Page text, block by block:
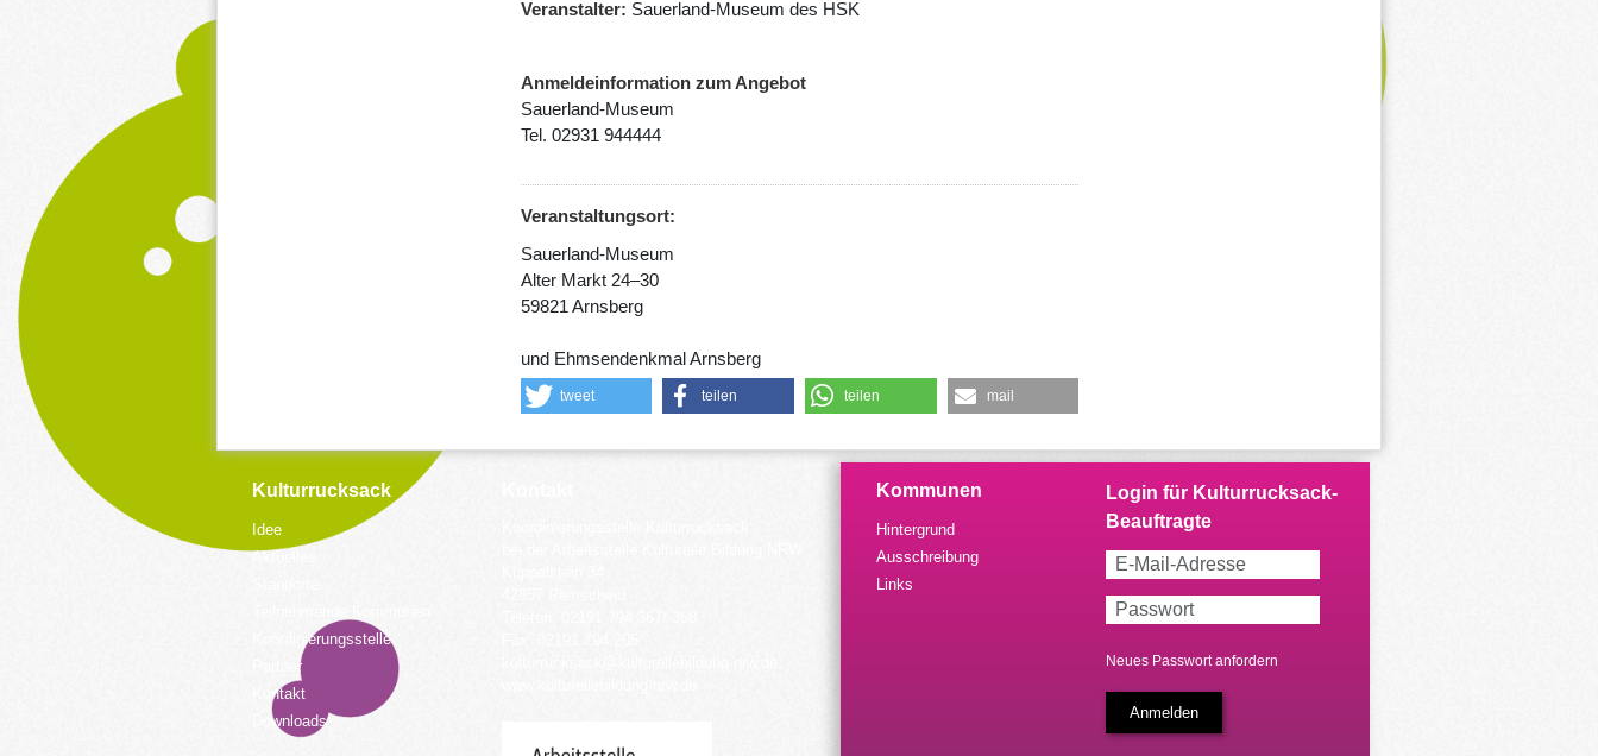
Veranstalter
Sauerland-Museum des HSK
Anmeldeinformation zum Angebot
Sauerland-Museum
Tel. 02931 944444
Veranstaltungsort:
Sauerland-Museum
Alter Markt 24–30
59821 Arnsberg
und Ehmsendenkmal Arnsberg
tweet teilen teilen mail
Kulturrucksack
Idee
Aktuelles
Koordinierungsstelle
Partner
Kontakt
Downloads
Kommunen
Hintergrund
Ausschreibung
Links
Neues Passwort anfordern